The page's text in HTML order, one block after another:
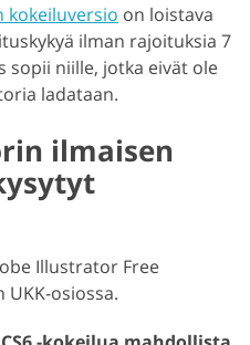
kokeiluversio on loistava
ilman rajoituksia 7
sopii niille, jotka eivät ole
ladataan.
ilmaisen
Illustrator Free
osiossa.